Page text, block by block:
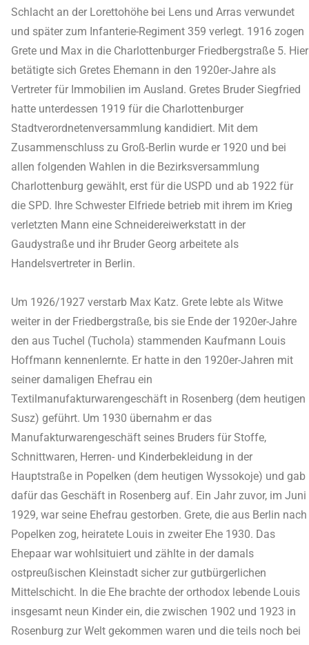
Schlacht an der Lorettohöhe bei Lens und Arras verwundet
und später zum Infanterie-Regiment 359 verlegt. 1916 zogen
Grete und Max in die Charlottenburger Friedbergstraße 5. Hier
betätigte sich Gretes Ehemann in den 1920er-Jahre als
Vertreter für Immobilien im Ausland. Gretes Bruder Siegfried
hatte unterdessen 1919 für die Charlottenburger
Stadtverordnetenversammlung kandidiert. Mit dem
Zusammenschluss zu Groß-Berlin wurde er 1920 und bei
allen folgenden Wahlen in die Bezirksversammlung
Charlottenburg gewählt, erst für die USPD und ab 1922 für
die SPD. Ihre Schwester Elfriede betrieb mit ihrem im Krieg
verletzten Mann eine Schneidereiwerkstatt in der
Gaudystraße und ihr Bruder Georg arbeitete als
Handelsvertreter in Berlin.
Um 1926/1927 verstarb Max Katz. Grete lebte als Witwe
weiter in der Friedbergstraße, bis sie Ende der 1920er-Jahre
den aus Tuchel (Tuchola) stammenden Kaufmann Louis
Hoffmann kennenlernte. Er hatte in den 1920er-Jahren mit
seiner damaligen Ehefrau ein
Textilmanufakturwarengeschäft in Rosenberg (dem heutigen
Susz) geführt. Um 1930 übernahm er das
Manufakturwarengeschäft seines Bruders für Stoffe,
Schnittwaren, Herren- und Kinderbekleidung in der
Hauptstraße in Popelken (dem heutigen Wyssokoje) und gab
dafür das Geschäft in Rosenberg auf. Ein Jahr zuvor, im Juni
1929, war seine Ehefrau gestorben. Grete, die aus Berlin nach
Popelken zog, heiratete Louis in zweiter Ehe 1930. Das
Ehepaar war wohlsituiert und zählte in der damals
ostpreußischen Kleinstadt sicher zur gutbürgerlichen
Mittelschicht. In die Ehe brachte der orthodox lebende Louis
insgesamt neun Kinder ein, die zwischen 1902 und 1923 in
Rosenburg zur Welt gekommen waren und die teils noch bei